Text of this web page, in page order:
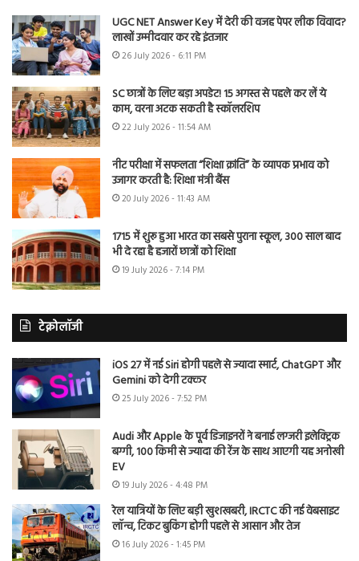
UGC NET Answer Key में देरी की वजह पेपर लीक विवाद?
लाखों उम्मीदवार कर रहे इंतजार
26 July 2026 - 6:11 PM
SC छात्रों के लिए बड़ा अपडेट! 15 अगस्त से पहले कर लें ये
काम, वरना अटक सकती है स्कॉलरशिप
22 July 2026 - 11:54 AM
नीट परीक्षा में सफलता “शिक्षा क्रांति” के व्यापक प्रभाव को
उजागर करती है: शिक्षा मंत्री बैंस
20 July 2026 - 11:43 AM
1715 में शुरू हुआ भारत का सबसे पुराना स्कूल, 300 साल बाद
भी दे रहा है हजारों छात्रों को शिक्षा
19 July 2026 - 7:14 PM
टेक्नोलॉजी
iOS 27 में नई Siri होगी पहले से ज्यादा स्मार्ट, ChatGPT और
Gemini को देगी टक्कर
25 July 2026 - 7:52 PM
Audi और Apple के पूर्व डिजाइनरों ने बनाई लग्जरी इलेक्ट्रिक
बग्गी, 100 किमी से ज्यादा की रेंज के साथ आएगी यह अनोखी
EV
19 July 2026 - 4:48 PM
रेल यात्रियों के लिए बड़ी खुशखबरी, IRCTC की नई वेबसाइट
लॉन्च, टिकट बुकिंग होगी पहले से आसान और तेज
16 July 2026 - 1:45 PM